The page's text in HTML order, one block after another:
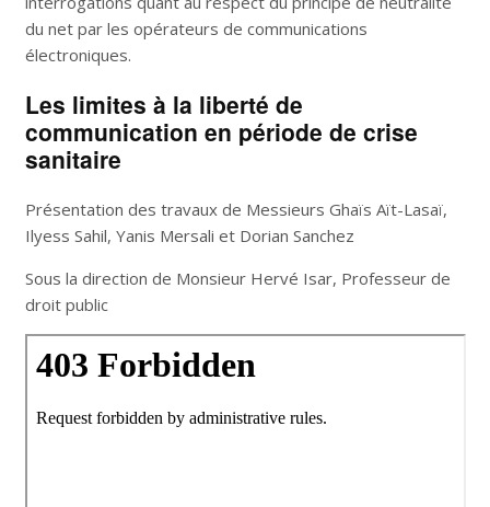
du net par les opérateurs de communications
électroniques.
Les limites à la liberté de
communication en période de crise
sanitaire
Présentation des travaux de Messieurs Ghaïs Aït-Lasaï,
Ilyess Sahil, Yanis Mersali et Dorian Sanchez
Sous la direction de Monsieur Hervé Isar, Professeur de
droit public